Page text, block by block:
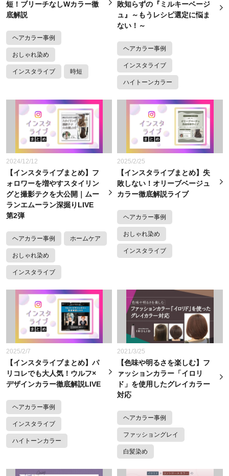
短！ブリーチなしWカラー徹
底解説
ヘアカラー事例
おしゃれ染め
インスタライブ 時短
敗知らずの『ミルキーベージ
ュ』～もうレシピ選定に悩ま
ない！～
ヘアカラー事例
インスタライブ
ハイトーンカラー
2024/12/12
【インスタライブまとめ】フ
ォロワーを増やすスタイリン
グと撮影テクを大公開｜ムー
ランエムーラン深掘りLIVE
第2弾
ヘアカラー事例 ホームケア
おしゃれ染め
インスタライブ
2025/2/25
【インスタライブまとめ】失
敗しない！オリーブベージュ
カラー徹底解説ライブ
ヘアカラー事例
おしゃれ染め
インスタライブ
2025/2/7
【インスタライブまとめ】パ
リコレでも大人気！ウルフ×
デザインカラー徹底解説LIVE
ヘアカラー事例
インスタライブ
ハイトーンカラー
2021/3/25
【色味や明るさを楽しむ】フ
ァッションカラー「イロリ
ド」を使用したグレイカラー
対応
ヘアカラー事例
ファッショングレイ
白髪染め